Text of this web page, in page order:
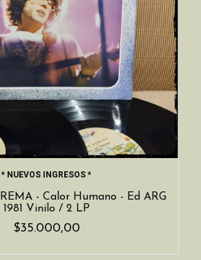
* NUEVOS INGRESOS *
- Calor Humano - Ed ARG
1981 Vinilo / 2 LP
$35.000,00